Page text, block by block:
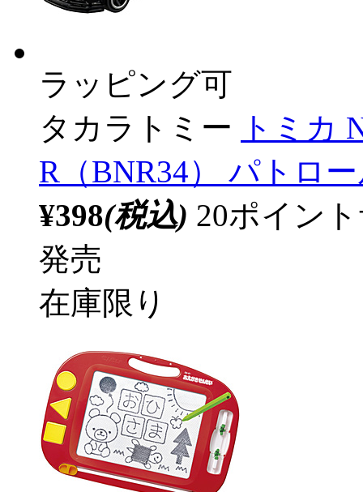
ラッピング可
タカラトミー
トミカ
R（BNR34） パトロ
¥398(税込) 20ポイン
発売
在庫限り